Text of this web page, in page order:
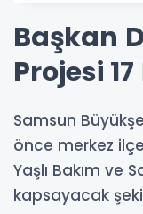
Başkan
Projesi
Samsun
önce merkez
Yaşlı Bakım ve
kapsayacak